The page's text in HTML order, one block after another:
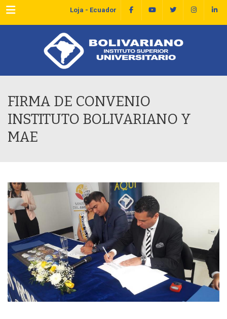
Menu Loja - Ecuador
FIRMA DE CONVENIO
INSTITUTO BOLIVARIANO Y
MAE